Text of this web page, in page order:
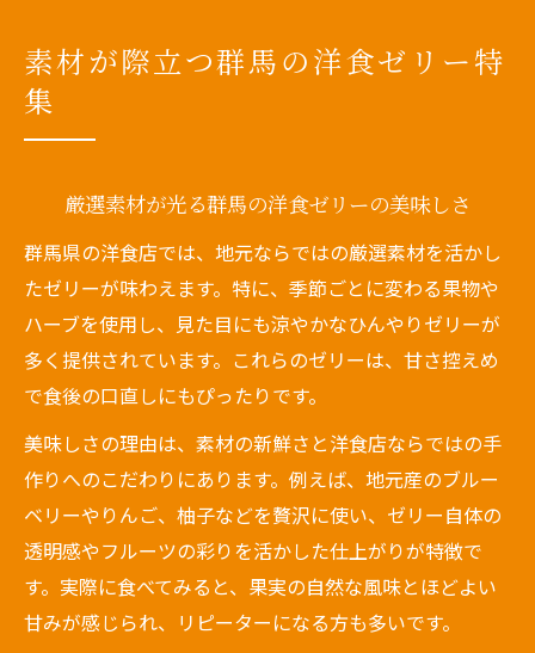
素材が際立つ群馬の洋食ゼリー特
集
厳選素材が光る群馬の洋食ゼリーの美味しさ
群馬県の洋食店では、地元ならではの厳選素材を活かし
たゼリーが味わえます。特に、季節ごとに変わる果物や
ハーブを使用し、見た目にも涼やかなひんやりゼリーが
多く提供されています。これらのゼリーは、甘さ控えめ
で食後の口直しにもぴったりです。
美味しさの理由は、素材の新鮮さと洋食店ならではの手
作りへのこだわりにあります。例えば、地元産のブルー
ベリーやりんご、柚子などを贅沢に使い、ゼリー自体の
透明感やフルーツの彩りを活かした仕上がりが特徴で
す。実際に食べてみると、果実の自然な風味とほどよい
甘みが感じられ、リピーターになる方も多いです。